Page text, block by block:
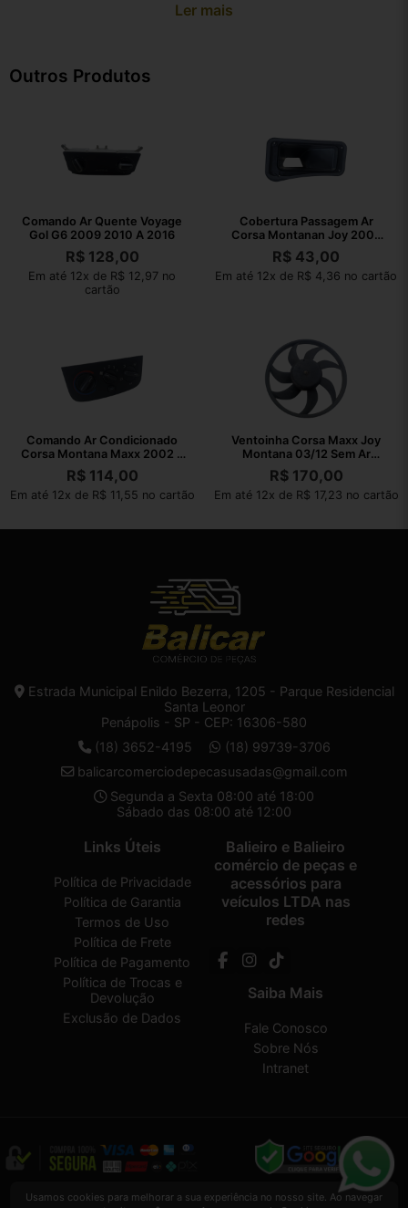
Ler mais
Outros Produtos
Comando Ar Quente Voyage
Gol G6 2009 2010 A 2016
R$128,00
Em até 12x de R$ 12,97 no
cartão
Cobertura Passagem Ar
Corsa Montanan Joy 2002
2003 A 2010
R$ 43,00
Em até 12x de R$ 4,36 no cartão
Comando Ar Condicionado
Corsa Montana Maxx 2002 a
2012
R$114,00
Em até 12x de R$ 11,55 no cartão
Ventoinha Corsa Maxx Joy
Montana 03/12 Sem Ar
Condicionado
R$170,00
Em até 12x de R$ 17,23 no cartão
Estrada Municipal Enildo Bezerra, 1205 - Parque Residencial
Santa Leonor
Penápolis - SP - CEP: 16306-580
(18) 3652-4195
(18) 99739-3706
balicarcomerciodepecasusadas@gmail.com
Segunda a Sexta 08:00 até 18:00
Sábado das 08:00 até 12:00
Links Úteis
Política de Privacidade
Política de Garantia
Termos de Uso
Política de Frete
Política de Pagamento
Política de Trocas e
Devolução
Exclusão de Dados
Balieiro e Balieiro
comércio de peças e
acessórios para
veículos LTDA nas
redes
Saiba Mais
Fale Conosco
Sobre Nós
Intranet
Balieiro e Balieiro comércio de peças e acessórios para veículos LTDA2026
Usamos cookies para melhorar a sua experiência no nosso site. Ao navegar